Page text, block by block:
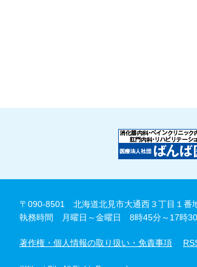
〒090-8501 北海道北見市大通西３丁目１番
執務時間 月曜日～金曜日 8時45分～17時
著作権・個人情報の取り扱い・免責事項